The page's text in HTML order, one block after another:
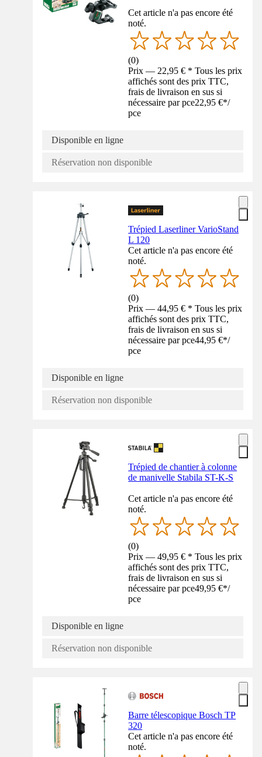
Cet article n'a pas encore été
noté.
(0)
Prix — 22,95 € * Tous les prix
affichés sont des prix TTC,
frais de livraison en sus si
nécessaire par pce22,95 €*/
pce
Disponible en ligne
Réservation non disponible
Trépied Laserliner VarioStand
L 120
Cet article n'a pas encore été
noté.
(0)
Prix — 44,95 € * Tous les prix
affichés sont des prix TTC,
frais de livraison en sus si
nécessaire par pce44,95 €*/
pce
Disponible en ligne
Réservation non disponible
Trépied de chantier à colonne
de manivelle Stabila ST-K-S
Cet article n'a pas encore été
noté.
(0)
Prix — 49,95 € * Tous les prix
affichés sont des prix TTC,
frais de livraison en sus si
nécessaire par pce49,95 €*/
pce
Disponible en ligne
Réservation non disponible
Barre télescopique Bosch TP
320
Cet article n'a pas encore été
noté.